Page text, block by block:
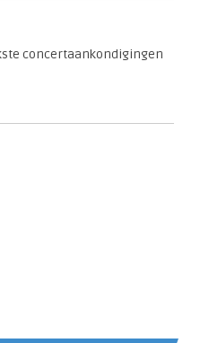
concertaankondigingen